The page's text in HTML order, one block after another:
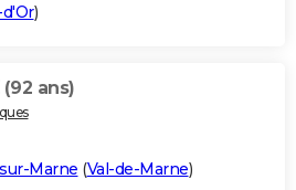
)
(92 ans)
Marne (Val-de-Marne)